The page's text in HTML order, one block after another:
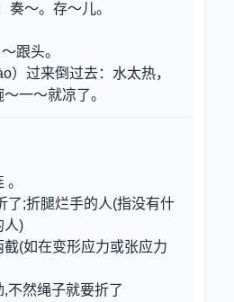
奏～。存～儿。
跟头。
）过来倒过去：水太热，
一～就凉了。
了;折腿烂手的人(指没有什
人)
截(如在变形应力或张应力
,不然绳子就要折了